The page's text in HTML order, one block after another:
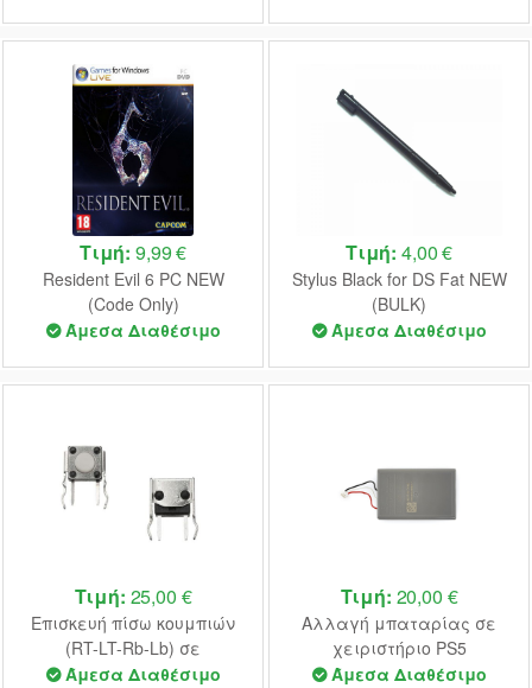
Τιμή: 9,99 €
Resident Evil 6 PC NEW
(Code Only)
Άμεσα Διαθέσιμο
Τιμή: 4,00 €
Stylus Black for DS Fat NEW
(BULK)
Άμεσα Διαθέσιμο
Τιμή: 25,00 €
Επισκευή πίσω κουμπιών
(RT-LT-Rb-Lb) σε
χειριστήριο Elite Xbox Series
Άμεσα Διαθέσιμο
Τιμή: 20,00 €
Αλλαγή μπαταρίας σε
χειριστήριο PS5
Άμεσα Διαθέσιμο